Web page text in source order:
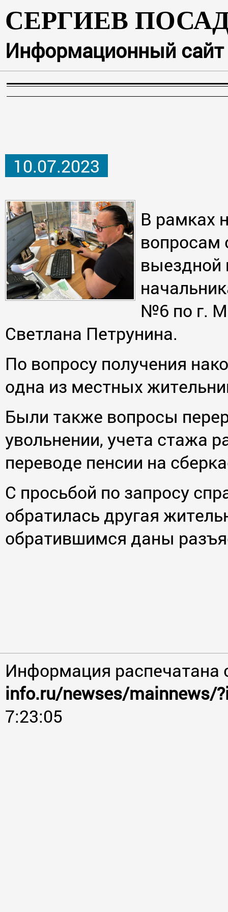
СЕРГИЕВ
Информационный сайт
10.07.2023
В рамках
вопросам
выездной
№6 по г.
Светлана Петрунина.
По вопросу получения
одна из местных
Были также вопросы
увольнении, учета стажа
переводе пенсии на
С просьбой по запросу
обратилась другая
обратившимся даны
Информация
info.ru/newses/mainnews/
7:23:05